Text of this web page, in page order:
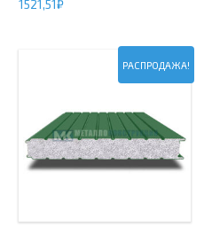
1521,51₽
РАСПРОДАЖА!